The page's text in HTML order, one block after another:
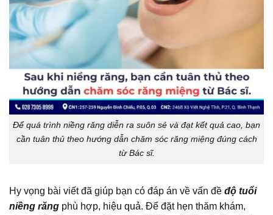
Để quá trình niềng răng diễn ra suôn sẻ và đạt kết quả cao, bạn
cần tuân thủ theo hướng dẫn chăm sóc răng miệng đúng cách
từ Bác sĩ.
Hy vọng bài viết đã giúp bạn có đáp án về vấn đề độ tuổi
niềng răng phù hợp, hiệu quả. Để đặt hẹn thăm khám,